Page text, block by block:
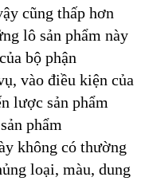
cũng thấp hơn
lô sản phẩm này
bộ phận
vào điều kiện của
lược sản phẩm
phẩm
không có thường
loại, màu, dung